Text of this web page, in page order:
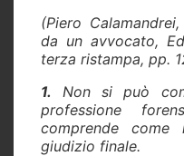
(Piero
da un avvocato,
terza ristampa, pp.
1. Non si può
professione
comprende
giudizio finale.